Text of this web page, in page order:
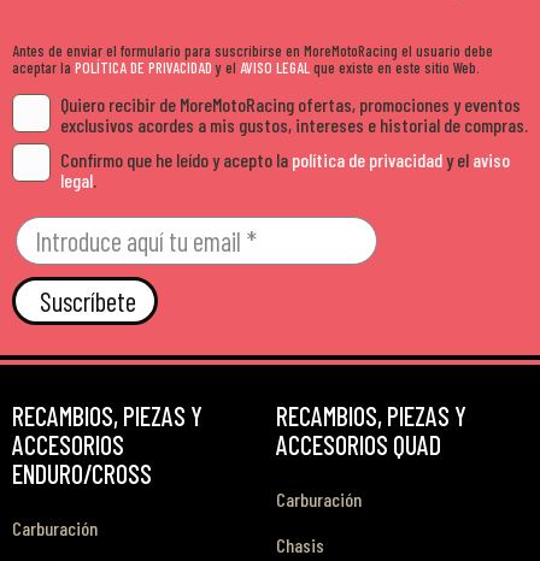
Antes de enviar el formulario para suscribirse en MoreMotoRacing el usuario debe
aceptar la POLÍTICA DE PRIVACIDADy el AVISO LEGALque existe en este sitio Web.
Quiero recibir de MoreMotoRacing ofertas, promociones y eventos
exclusivos acordes a mis gustos, intereses e historial de compras.
Confirmo que he leído y acepto la política de privacidady el aviso
legal.
Suscríbete
RECAMBIOS, PIEZAS Y
ACCESORIOS
ENDURO/CROSS
Carburación
RECAMBIOS, PIEZAS Y
ACCESORIOS QUAD
Carburación
Chasis